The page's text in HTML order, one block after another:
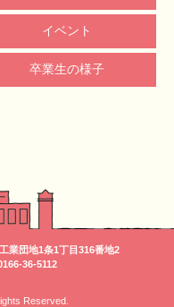
イベント
卒業生の様子
業団地1条1丁目316番地2
36-5112
Reserved.